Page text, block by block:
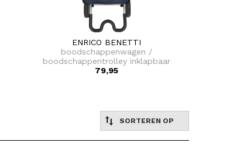
ENRICO BENETTI
boodschappenwagen /
boodschappentrolley inklapbaar
tokyo
79,95
SORTEREN OP